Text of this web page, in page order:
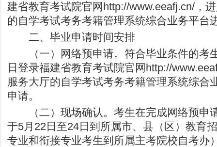
建省教育考试院官网 http://www.eeafj.cn/ ，
的自学考试考务考籍管理系统综合业务平台
二、毕业申请时间安排
（一）网络预申请。符合毕业条件的考
日登录福建省教育考试院官网 http://
服务大厅的自学考试考务考籍管理系统综合
申请。
（二）现场确认。考生在完成网络预申
于5月22日至24日到所属市、县（区）教育
专业和衔接专业考生到所属主考院校自考办